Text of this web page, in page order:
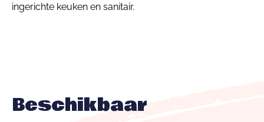
ingerichte keuken en sanitair.
Beschikbaar